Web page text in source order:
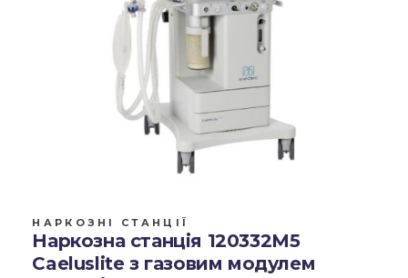
НАРКОЗНІ СТАНЦІЇ
Наркозна станція 120332M5
Caeluslite з газовим модулем